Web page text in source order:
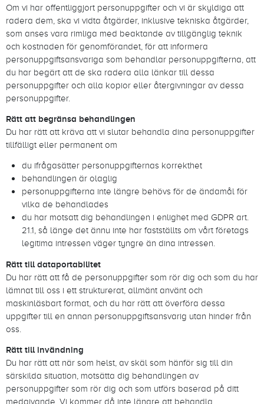
Om vi har offentliggjort personuppgifter och vi är skyldiga att
radera dem, ska vi vidta åtgärder, inklusive tekniska åtgärder,
som anses vara rimliga med beaktande av tillgänglig teknik
och kostnaden för genomförandet, för att informera
personuppgiftsansvariga som behandlar personuppgifterna, att
du har begärt att de ska radera alla länkar till dessa
personuppgifter och alla kopior eller återgivningar av dessa
personuppgifter.
Rätt att begränsa behandlingen
Du har rätt att kräva att vi slutar behandla dina personuppgifter
tillfälligt eller permanent om
du ifrågasätter personuppgifternas korrekthet
behandlingen är olaglig
personuppgifterna inte längre behövs för de ändamål för
vilka de behandlades
du har motsatt dig behandlingen i enlighet med GDPR art.
21.1, så länge det ännu inte har fastställts om vårt företags
legitima intressen väger tyngre än dina intressen.
Rätt till dataportabilitet
Du har rätt att få de personuppgifter som rör dig och som du har
lämnat till oss i ett strukturerat, allmänt använt och
maskinläsbart format, och du har rätt att överföra dessa
uppgifter till en annan personuppgiftsansvarig utan hinder från
oss.
Rätt till invändning
Du har rätt att när som helst, av skäl som hänför sig till din
särskilda situation, motsätta dig behandlingen av
personuppgifter som rör dig och som utförs baserad på ditt
medgivande. Vi kommer då inte längre att behandla